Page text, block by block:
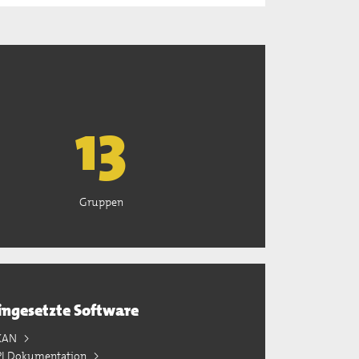
13
Gruppen
Software
Dokumentation